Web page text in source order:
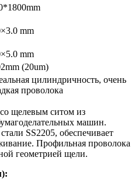
mm
mm
(20um)
цилиндричность, очень
проволока
щелевым ситом из
машин.
SS2205, обеспечивает
Профильная проволока
геометрией щели.